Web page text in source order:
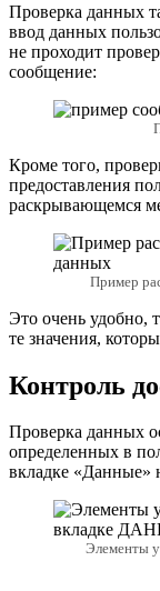
Проверка данных
ввод данных
не проходит
сообщение:
Кроме того,
предоставления
раскрывающемся
Пример
Это очень удобно,
те значения,
Контроль
Проверка данных
определенных в
вкладке «Данные»
Элементы